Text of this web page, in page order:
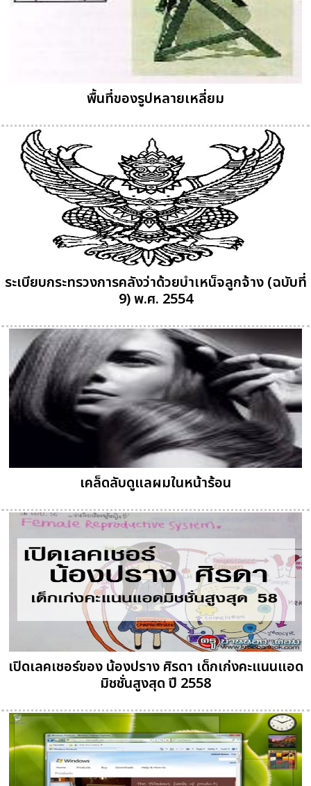
พื้นที่ของรูปหลายเหลี่ยม
ระเบียบกระทรวงการคลังว่าด้วยบำเหน็จลูกจ้าง (ฉบับที่
9) พ.ศ. 2554
เคล็ดลับดูแลผมในหน้าร้อน
เปิดเลคเชอร์ของ น้องปราง ศิรดา เด็กเก่งคะแนนแอด
มิชชั่นสูงสุด ปี 2558